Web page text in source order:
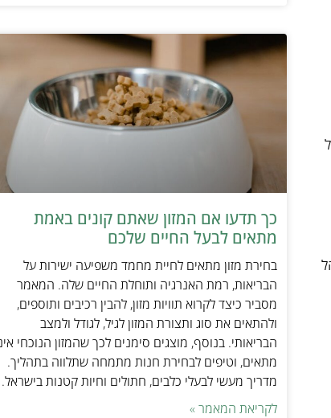
כך תדעו אם המזון שאתם קונים באמת
מתאים לבעל החיים שלכם
בחירת מזון מתאים לחיית מחמד משפיעה ישירות על
הבריאות, רמת האנרגיה ותוחלת החיים שלה. המאמר
מסביר כיצד לקרוא תוויות מזון, להבין רכיבים ותוספים,
ולהתאים את סוג ותצורת המזון לגיל, לגודל ולמצב
הבריאותי. בנוסף, מוצגים סימנים לכך שהמזון הנוכחי
מתאים, וטיפים לבחירת חנות מתמחה שתלווה בתהליך.
מדריך מעשי לבעלי כלבים, חתולים וחיות קטנות בישראל.
לקריאת המאמר »